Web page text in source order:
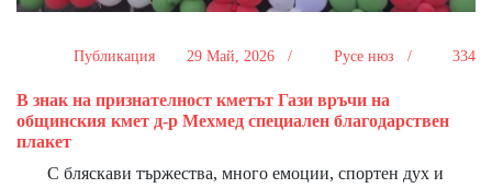
Публикация 29 Май, 2026 / Русе нюз / 334
В знак на признателност кметът Гази връчи на
общинския кмет д-р Мехмед специален благодарствен
плакет
С бляскави тържества, много емоции, спортен дух и